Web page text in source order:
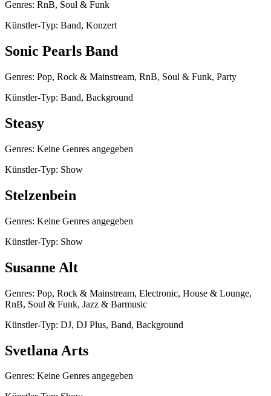
Genres: RnB, Soul & Funk
Künstler-Typ: Band, Konzert
Sonic Pearls Band
Genres: Pop, Rock & Mainstream, RnB, Soul & Funk, Party
Künstler-Typ: Band, Background
Steasy
Genres: Keine Genres angegeben
Künstler-Typ: Show
Stelzenbein
Genres: Keine Genres angegeben
Künstler-Typ: Show
Susanne Alt
Genres: Pop, Rock & Mainstream, Electronic, House & Lounge,
RnB, Soul & Funk, Jazz & Barmusic
Künstler-Typ: DJ, DJ Plus, Band, Background
Svetlana Arts
Genres: Keine Genres angegeben